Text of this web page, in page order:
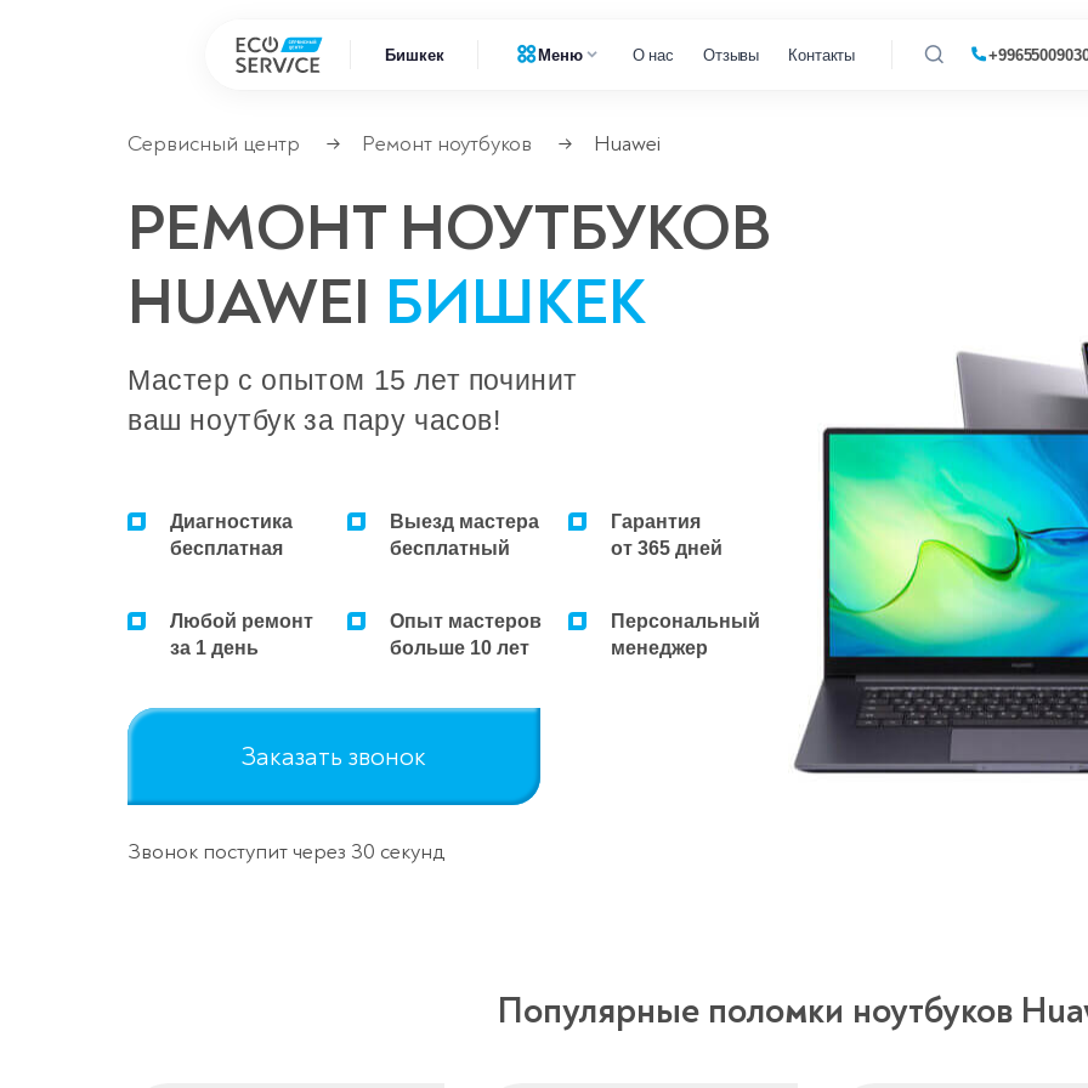
Бишкек Меню О нас Отзывы Контакты
Ремонт компьютерной техники
Ремонт крупно бытовой техники
Ремонт кондиционеров
Сервисный центр → Ремонт ноутбуков → Huawei
РЕМОНТ НОУТБУКОВ
HUAWEI БИШКЕК
Мастер с опытом 15 лет починит
ваш ноутбук за пару часов!
Диагностика
бесплатная
Выезд мастера
бесплатный
Гарантия
от 365 дней
Любой ремонт
за 1 день
Опыт мастеров
больше 10 лет
Персональный
менеджер
Заказать звонок
Звонок поступит через 30 секунд
Популярные поломки ноутбуков